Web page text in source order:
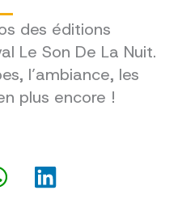
des éditions
Le Son De La Nuit.
l’ambiance, les
plus encore !